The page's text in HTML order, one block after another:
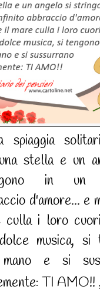
spiaggia
stella e un
in un
d'amore... e
culla i loro cuori con la
musica, si
e si
TI AMO!!